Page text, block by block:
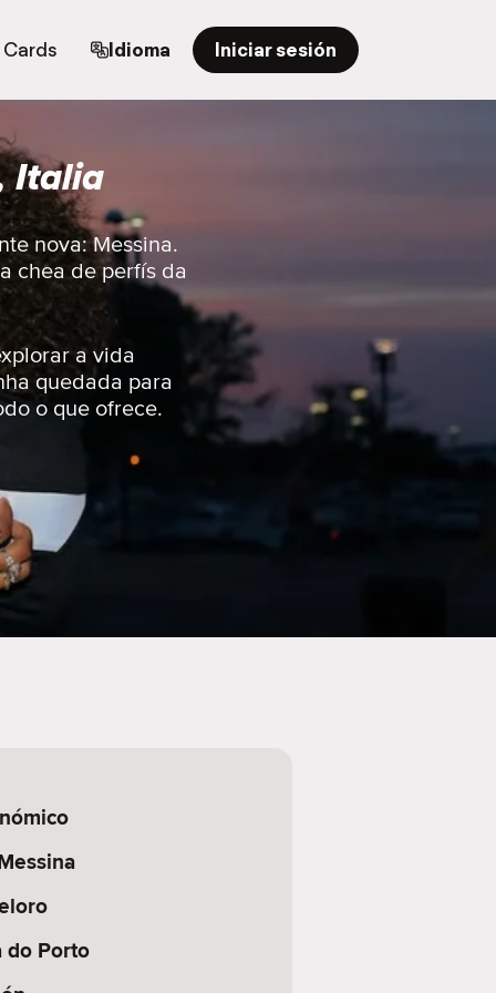
Idioma Iniciar sesión
Italia
nova: Messina.
chea de perfís da
a vida
quedada para
o que ofrece.
do Porto